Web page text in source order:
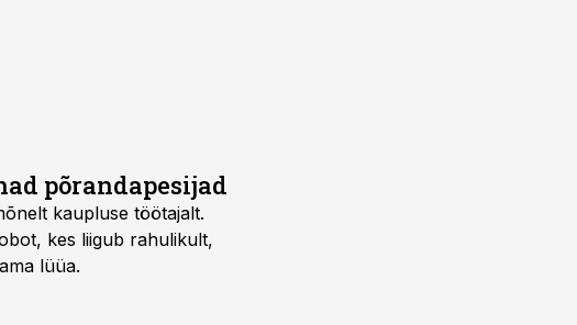
põrandapesijad
kaupluse töötajalt.
kes liigub rahulikult,
lüüa.